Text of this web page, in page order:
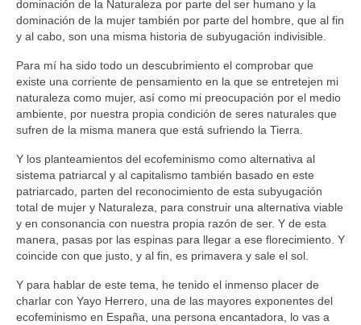
dominación de la Naturaleza por parte del ser humano y la
dominación de la mujer también por parte del hombre, que al fin
y al cabo, son una misma historia de subyugación indivisible.
Para mí ha sido todo un descubrimiento el comprobar que
existe una corriente de pensamiento en la que se entretejen mi
naturaleza como mujer, así como mi preocupación por el medio
ambiente, por nuestra propia condición de seres naturales que
sufren de la misma manera que está sufriendo la Tierra.
Y los planteamientos del ecofeminismo como alternativa al
sistema patriarcal y al capitalismo también basado en este
patriarcado, parten del reconocimiento de esta subyugación
total de mujer y Naturaleza, para construir una alternativa viable
y en consonancia con nuestra propia razón de ser. Y de esta
manera, pasas por las espinas para llegar a ese florecimiento. Y
coincide con que justo, y al fin, es primavera y sale el sol.
Y para hablar de este tema, he tenido el inmenso placer de
charlar con Yayo Herrero, una de las mayores exponentes del
ecofeminismo en España, una persona encantadora, lo vas a